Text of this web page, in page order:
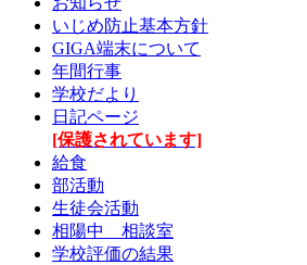
いじめ防止基本方針
GIGA端末について
年間行事
学校だより
日記ページ
[保護されています]
給食
部活動
生徒会活動
相陽中 相談室
学校評価の結果